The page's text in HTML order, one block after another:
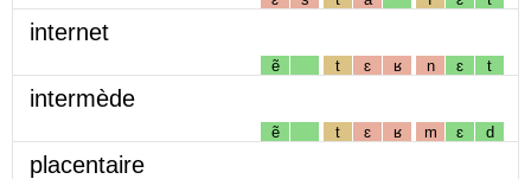
internet
ẽ t ɛ ʁ n ɛ t
intermède
ẽ t ɛ ʁ m ɛ d
placentaire